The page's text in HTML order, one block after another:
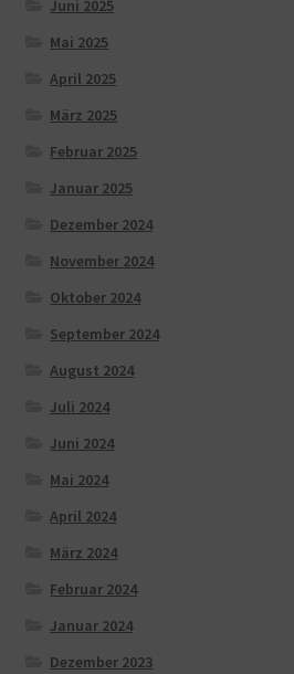
Juni 2025
Mai 2025
April 2025
März 2025
Februar 2025
Januar 2025
Dezember 2024
November 2024
Oktober 2024
September 2024
August 2024
Juli 2024
Juni 2024
Mai 2024
April 2024
März 2024
Februar 2024
Januar 2024
Dezember 2023